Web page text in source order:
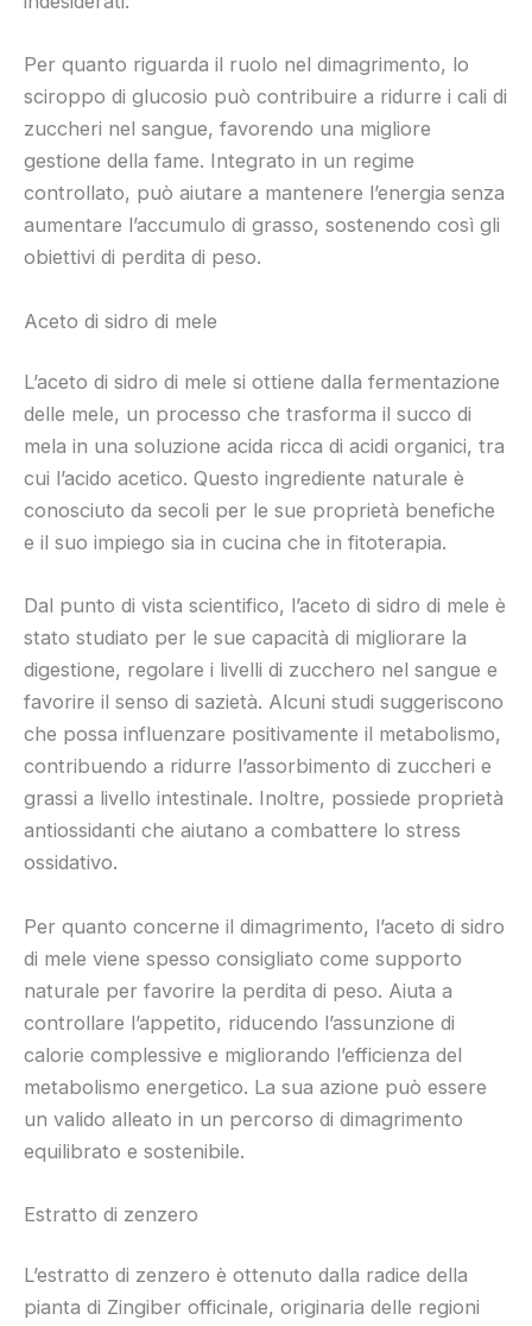
Per quanto riguarda il ruolo nel dimagrimento, lo
sciroppo di glucosio può contribuire a ridurre i cali di
zuccheri nel sangue, favorendo una migliore
gestione della fame. Integrato in un regime
controllato, può aiutare a mantenere l’energia senza
aumentare l’accumulo di grasso, sostenendo così gli
obiettivi di perdita di peso.
Aceto di sidro di mele
L’aceto di sidro di mele si ottiene dalla fermentazione
delle mele, un processo che trasforma il succo di
mela in una soluzione acida ricca di acidi organici, tra
cui l’acido acetico. Questo ingrediente naturale è
conosciuto da secoli per le sue proprietà benefiche
e il suo impiego sia in cucina che in fitoterapia.
Dal punto di vista scientifico, l’aceto di sidro di mele è
stato studiato per le sue capacità di migliorare la
digestione, regolare i livelli di zucchero nel sangue e
favorire il senso di sazietà. Alcuni studi suggeriscono
che possa influenzare positivamente il metabolismo,
contribuendo a ridurre l’assorbimento di zuccheri e
grassi a livello intestinale. Inoltre, possiede proprietà
antiossidanti che aiutano a combattere lo stress
ossidativo.
Per quanto concerne il dimagrimento, l’aceto di sidro
di mele viene spesso consigliato come supporto
naturale per favorire la perdita di peso. Aiuta a
controllare l’appetito, riducendo l’assunzione di
calorie complessive e migliorando l’efficienza del
metabolismo energetico. La sua azione può essere
un valido alleato in un percorso di dimagrimento
equilibrato e sostenibile.
Estratto di zenzero
L’estratto di zenzero è ottenuto dalla radice della
pianta di Zingiber officinale, originaria delle regioni